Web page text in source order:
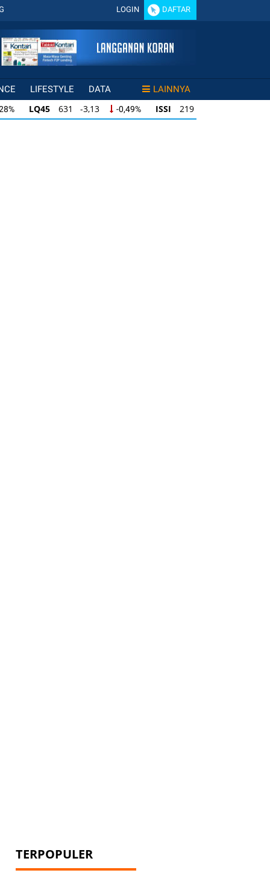
LOGIN DAFTAR
LIFESTYLE DATA LAINNYA
LQ45 631 -3,13 -0,49% ISSI 219 -0,63
LQ45 631 -3,13 -0,49% ISSI 219 -0,63
TERPOPULER